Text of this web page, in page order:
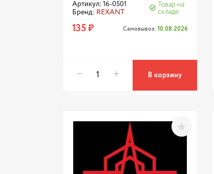
Артикул: 16-0501
Бренд: REXANT
Товар на
складе
135 ₽ Самовывоз: 10.08.2026
В корзину